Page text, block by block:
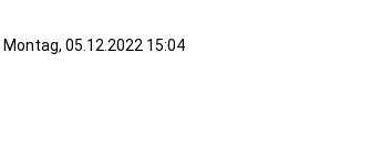
Montag, 05.12.2022 15:04